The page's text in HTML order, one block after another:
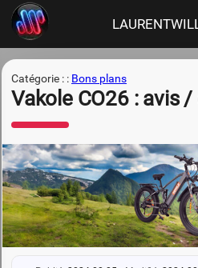
Catégorie : : Bons plans
Vakole CO26 : avis